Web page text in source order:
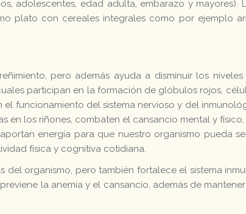
adolescentes, edad adulta, embarazo y mayores).
plato con cereales integrales como por ejemplo
pero además ayuda a disminuir los
participan en la formación de glóbulos rojos,
funcionamiento del sistema nervioso y del
en los riñones, combaten el cansancio mental y
energía para que nuestro organismo pueda
física y cognitiva cotidiana.
organismo, pero también fortalece el sistema
la anemia y el cansancio, además de